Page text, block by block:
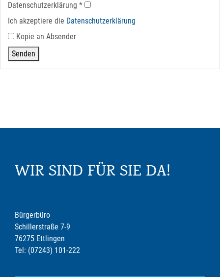
Datenschutz­erklärung *
Ich akzeptiere die Datenschutz­erklärung
Kopie an Absender
WIR SIND FÜR SIE DA!
Bürgerbüro
Schillerstraße 7-9
76275 Ettlingen
Tel: (07243) 101-222